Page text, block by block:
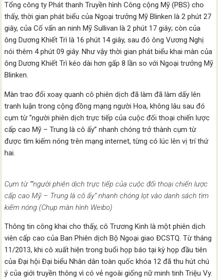
Tổng công ty Phát thanh Truyền hình Công cộng Mỹ (PBS) cho
thấy, thời gian phát biểu của Ngoại trưởng Mỹ Blinken là 2 phút 27
giây, của Cố vấn an ninh Mỹ Sullivan là 2 phút 17 giây; còn của
ông Dương Khiết Trì là 16 phút 14 giây, sau đó ông Vương Nghị
nói thêm 4 phút 09 giây. Như vậy thời gian phát biểu khai màn của
ông Dương Khiết Trì kéo dài hơn gấp 8 lần so với Ngoại trưởng Mỹ
Blinken.
Màn trao đổi xoay quanh cô phiên dịch đã làm đã làm dấy lên
tranh luận trong cộng đồng mạng người Hoa, không lâu sau đó
cụm từ “người phiên dịch trực tiếp của cuộc đối thoại chiến lược
cấp cao Mỹ – Trung là cô ấy” nhanh chóng trở thành cụm từ
được tìm kiếm nóng trên mạng internet, từng có lúc lên vị trí thứ
hai.
Cụm từ ““người phiên dịch trực tiếp của cuộc đối thoại chiến lược
cấp cao Mỹ – Trung là cô ấy” nhanh chóng lọt vào danh sách tìm
kiếm nóng (Chụp màn hình Weibo)
Thông tin công khai cho thấy, cô Trương Kinh là một phiên dịch
viên cấp cao của Ban Phiên dịch Bộ Ngoại giao ĐCSTQ. Từ tháng
11/2013, khi cô xuất hiện trong buổi họp báo tại kỳ họp đầu tiên
của Đại hội Đại biểu Nhân dân toàn quốc khóa 12 đã thu hút chú
ý của giới truyền thông vì có vẻ ngoài giống nữ minh tinh Triệu Vy.